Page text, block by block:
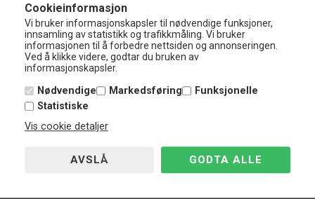
Cookieinformasjon
Vi bruker informasjonskapsler til nødvendige funksjoner,
innsamling av statistikk og trafikkmåling. Vi bruker
informasjonen til å forbedre nettsiden og annonseringen.
Ved å klikke videre, godtar du bruken av
informasjonskapsler.
Nødvendige Markedsføring
Funksjonelle
Statistiske
Vis cookie detaljer
Man - Tor:
10:00 - 15:00
Fredag:
10:00 - 14:00
Lørdag
Stengt
Søndag:
Stengt
Kundeservice
Kundeservice
Avbryt bestillingen